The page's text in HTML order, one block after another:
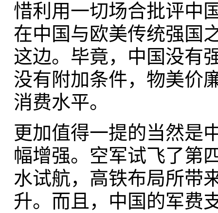
惜利用一切场合批评中
在中国与欧美传统强国
这边。毕竟，中国没有
没有附加条件，物美价
消费水平。
更加值得一提的当然是
幅增强。空军试飞了第
水试航，高铁布局所带
升。而且，中国的军费